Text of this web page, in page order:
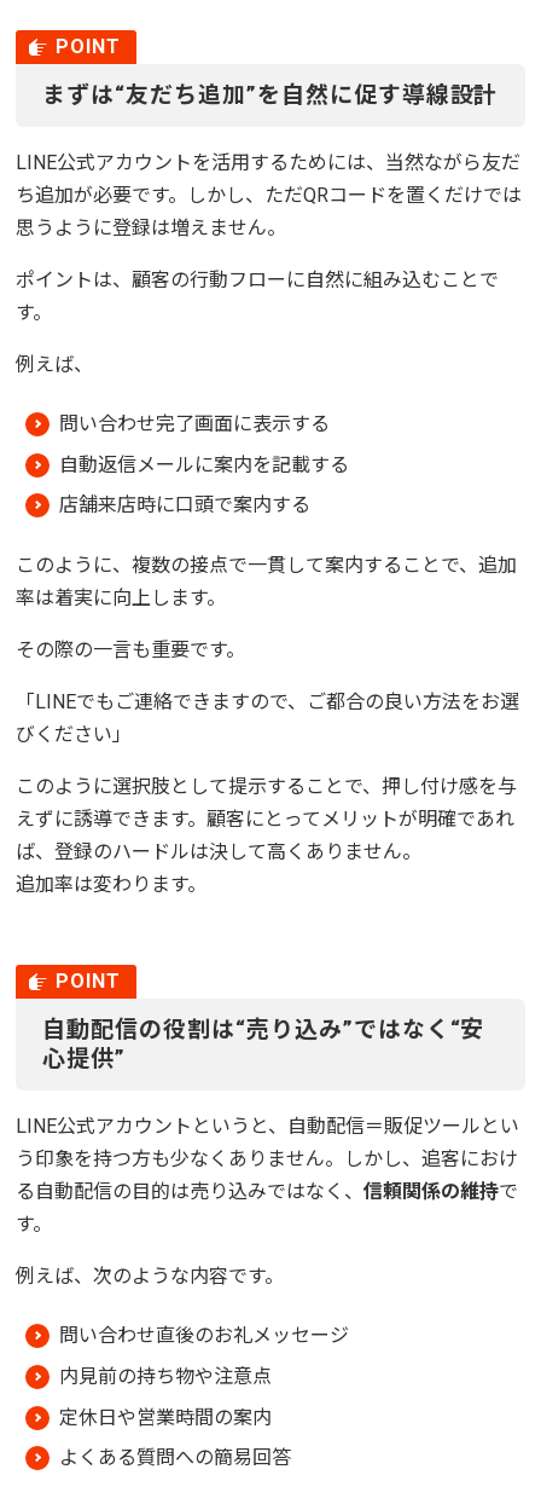
まずは“友だち追加”を自然に促す導線設計
LINE公式アカウントを活用するためには、当然ながら友だ
ち追加が必要です。しかし、ただQRコードを置くだけでは
思うように登録は増えません。
ポイントは、顧客の行動フローに自然に組み込むことで
す。
例えば、
問い合わせ完了画面に表示する
自動返信メールに案内を記載する
店舗来店時に口頭で案内する
このように、複数の接点で一貫して案内することで、追加
率は着実に向上します。
その際の一言も重要です。
「LINEでもご連絡できますので、ご都合の良い方法をお選
びください」
このように選択肢として提示することで、押し付け感を与
えずに誘導できます。顧客にとってメリットが明確であれ
ば、登録のハードルは決して高くありません。
追加率は変わります。
自動配信の役割は“売り込み”ではなく“安
心提供”
LINE公式アカウントというと、自動配信＝販促ツールとい
う印象を持つ方も少なくありません。しかし、追客におけ
る自動配信の目的は売り込みではなく、信頼関係の維持で
す。
例えば、次のような内容です。
問い合わせ直後のお礼メッセージ
内見前の持ち物や注意点
定休日や営業時間の案内
よくある質問への簡易回答